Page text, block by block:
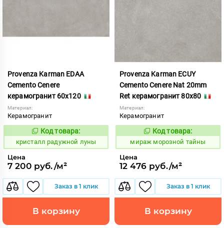
Provenza Karman EDAA
Cemento Cenere
керамогранит 60x120
Материал:
Керамогранит
822045
Код товара:
кристалл радужной луны
Цена
7 200 руб./м²
Заказ в 1 клик
В корзину
Provenza Karman ECUY
Cemento Cenere Nat 20mm
Ret керамогранит 80x80
Материал:
Керамогранит
991851
Код товара:
мираж морозной тайны
Цена
12 476 руб./м²
Заказ в 1 клик
В корзину